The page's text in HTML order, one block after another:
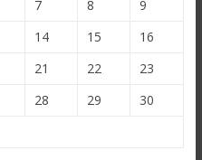
7 8
9
14 15
16
21 22
23
28 29
30